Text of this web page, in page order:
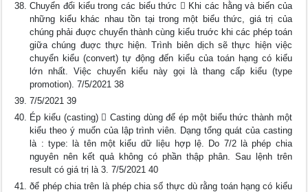
Chuyển đổi kiểu trong các biểu thức  Khi các hằng và biến của
những kiểu khác nhau tồn tại trong một biểu thức, giá trị của
chúng phải đuợc chuyển thành cùng kiểu truớc khi các phép toán
giữa chúng đuợc thực hiện. Trình biên dịch sẽ thực hiện việc
chuyển kiểu (convert) tự động đến kiểu của toán hạng có kiểu
lớn nhất. Việc chuyển kiểu này gọi là thang cấp kiểu (type
promotion). 7/5/2021 38
7/5/2021 39
Ép kiểu (casting)  Casting dùng để ép một biểu thức thành một
kiểu theo ý muốn của lập trình viên. Dạng tổng quát của casting
là : type: là tên một kiểu dữ liệu hợp lệ. Do 7/2 là phép chia
nguyên nên kết quả không có phần thập phân. Sau lệnh trên
result có giá trị là 3. 7/5/2021 40
ðể phép chia trên là phép chia số thực dù rằng toán hạng có kiểu